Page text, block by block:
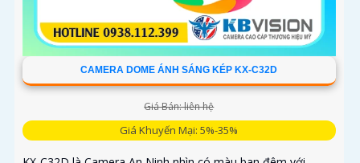
CAMERA DOME ÁNH SÁNG KÉP KX-C32D
Giá Bán: liên hệ
Giá Khuyến Mại: 5%-35%